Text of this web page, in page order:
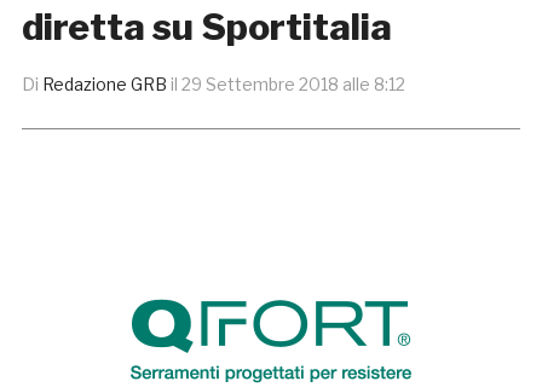
diretta su Sportitalia
Di Redazione GRB il 29 Settembre 2018 alle 8:12